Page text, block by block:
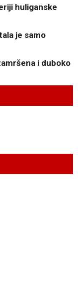
huliganske
je samo
i duboko